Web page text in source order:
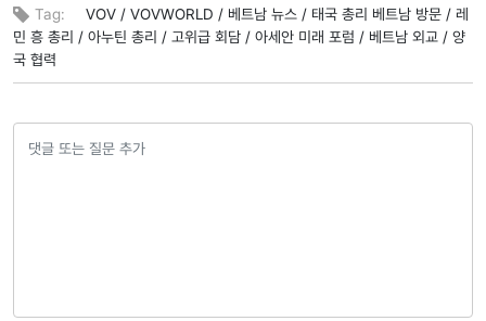
Tag: VOV / VOVWORLD / 베트남 뉴스 / 태국 총리 베트남 방문 / 레
민 흥 총리 / 아누틴 총리 / 고위급 회담 / 아세안 미래 포럼 / 베트남 외교 / 양
국 협력